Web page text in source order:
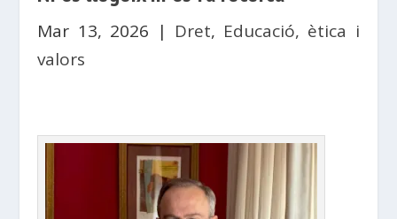
Mar 13, 2026 | Dret, Educació, ètica i
valors